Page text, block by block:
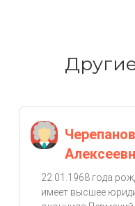
22.01.1968 года
имеет высшее